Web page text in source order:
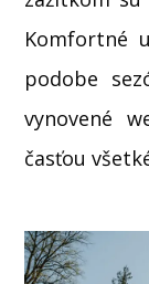
Komfortné
podobe
vynovené
časťou